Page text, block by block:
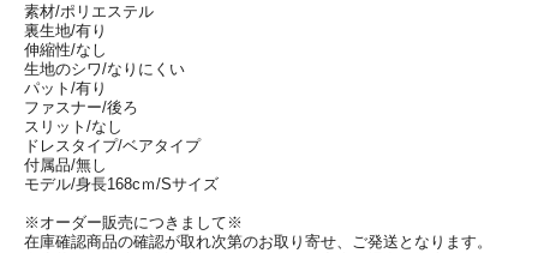
素材/ポリエステル
裏生地/有り
伸縮性/なし
生地のシワ/なりにくい
パット/有り
ファスナー/後ろ
スリット/なし
ドレスタイプ/ベアタイプ
付属品/無し
モデル/身長168cｍ/Sサイズ
※オーダー販売につきまして※
在庫確認商品の確認が取れ次第のお取り寄せ、ご発送となります。